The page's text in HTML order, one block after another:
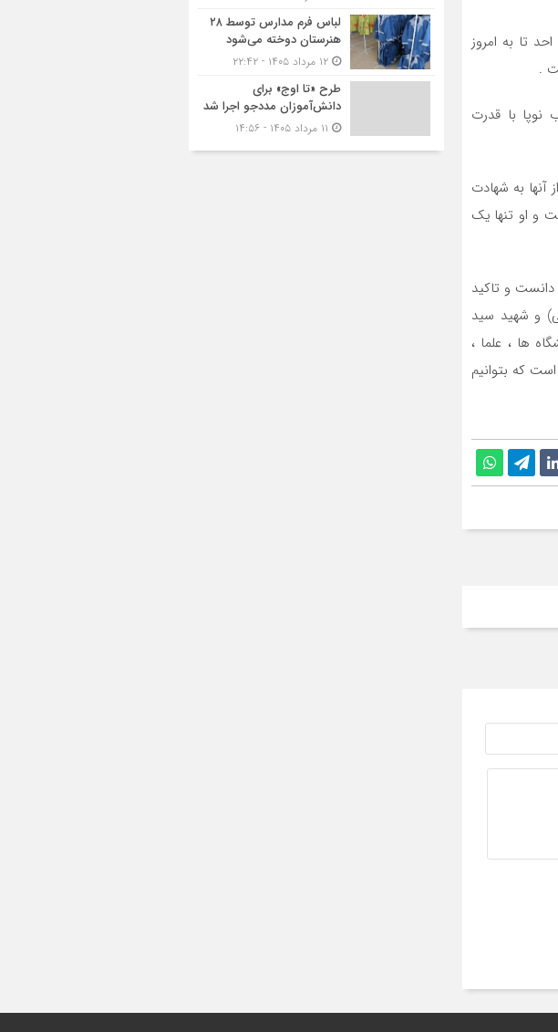
تا به امروز
.
نوپا با قدرت
آنها به شهادت
و او تنها یک
و تاکید
و شهید سید
ها ، علما ،
که بتوانیم
لباس فرم مدارس توسط ۲۸
هنرستان‌ دوخته می‌شود
طرح «تا اوج» برای
دانش‌آموزان مددجو اجرا شد